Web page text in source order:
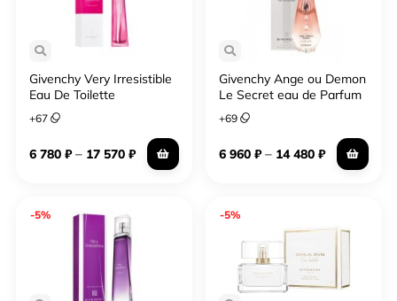
Givenchy Very Irresistible
Eau De Toilette
+67
6 780 ₽– 17 570 ₽
Givenchy Ange ou Demon
Le Secret eau de Parfum
+69
6 960 ₽– 14 480 ₽
-5% -5%